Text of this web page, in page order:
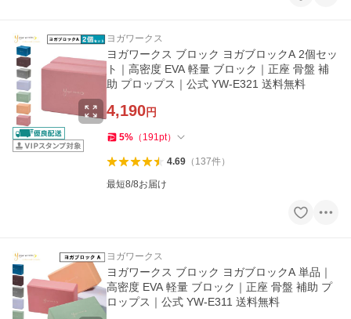
ヨガワークス
ヨガワークス ブロック ヨガブロックA 2個セッ
ト｜高密度 EVA 軽量 ブロック｜正座 骨盤 補
助 プロップス｜公式 YW-E321 送料無料
4,190円
5% （ 191pt）
4.69（ 137件）
最短8/8お届け
ヨガワークス
ヨガワークス ブロック ヨガブロックA 単品｜
高密度 EVA 軽量 ブロック｜正座 骨盤 補助 プ
ロップス｜公式 YW-E311 送料無料